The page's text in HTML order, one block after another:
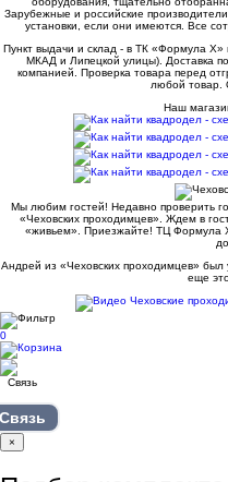
Зарубежные и российские
установки, если они имеются. Все
Пункт выдачи и склад - в ТК «Формула
МКАД и Липецкой улицы). Доставка
компанией. Проверка товара перед
любой товар.
Наш
Мы любим гостей! Недавно проверить
«Чеховских проходимцев». Ждем в
«живьем». Приезжайте! ТЦ Формула
Андрей из «Чеховских проходимцев» был
еще
0
×